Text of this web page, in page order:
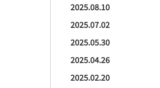
2025.08.10
2025.07.02
2025.05.30
2025.04.26
2025.02.20